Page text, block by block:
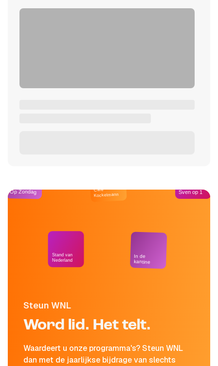
Steun WNL
Word lid. Het telt.
Waardeert u onze programma's? Steun WNL
dan met de jaarlijkse bijdrage van slechts
Op Zondag
Stand van
Nederland
Café
Kockelmann
In de
kantine
Sven op 1